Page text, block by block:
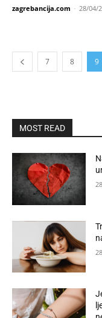
zagrebancija.com - 28/04/
7 8 9
MOST READ